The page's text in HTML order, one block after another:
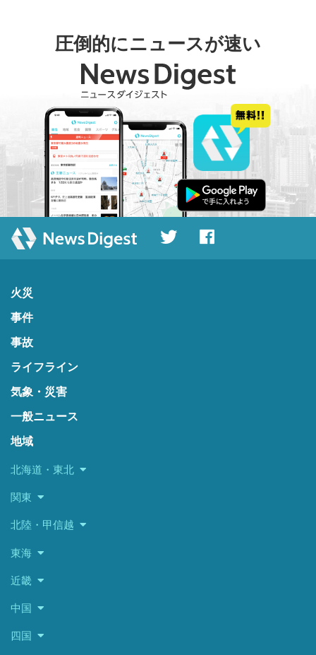
圧倒的にニュースが速い
火災
事件
事故
ライフライン
気象・災害
一般ニュース
地域
北海道・東北
関東
北陸・甲信越
東海
近畿
中国
四国